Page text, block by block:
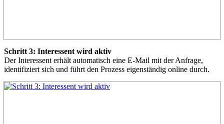
Schritt 3: Interessent wird aktiv
Der Interessent erhält automatisch eine E-Mail mit der Anfrage,
identifiziert sich und führt den Prozess eigenständig online durch.